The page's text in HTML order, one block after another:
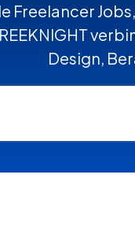
Freelancer
Design,